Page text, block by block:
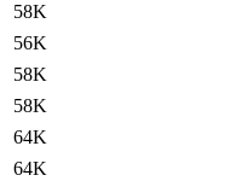
58K
56K
58K
58K
64K
64K